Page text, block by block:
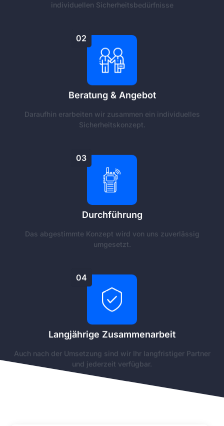
individuellen Sicherheitsbedürfnisse
02
Beratung & Angebot
Daraufhin erarbeiten wir zusammen ein individuelles
Sicherheitskonzept.
03
Durchführung
Das abgestimmte Konzept wird von uns zuverlässig
umgesetzt.
04
Langjährige Zusammenarbeit
Auch nach der Umsetzung sind wir Ihr langfristiger Partner
und jederzeit verfügbar.